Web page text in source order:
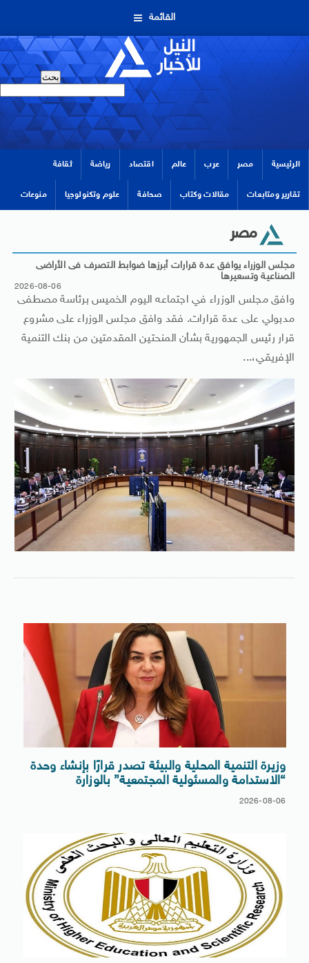
القائمة
الرئيسية مصر عرب عالم اقتصاد رياضة ثقافة
تقارير ومتابعات مقالات وكتاب صحافة علوم وتكنولوجيا منوعات
مصر
مجلس الوزراء يوافق عدة قرارات أبرزها ضوابط التصرف فى الأراضى
الصناعية وتسعيرها
2026-08-06
وافق مجلس الوزراء في اجتماعه اليوم الخميس برئاسة مصطفى
مدبولي على عدة قرارات. فقد وافق مجلس الوزراء على مشروع
قرار رئيس الجمهورية بشأن المنحتين المقدمتين من بنك التنمية
الإفريقي،...
وزيرة التنمية المحلية والبيئة تصدر قرارًا بإنشاء وحدة
“الاستدامة والمسئولية المجتمعية” بالوزارة
2026-08-06